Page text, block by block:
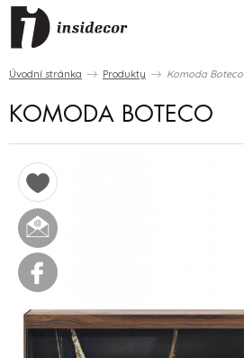
Úvodní stránka Produkty Komoda Boteco
KOMODA BOTECO